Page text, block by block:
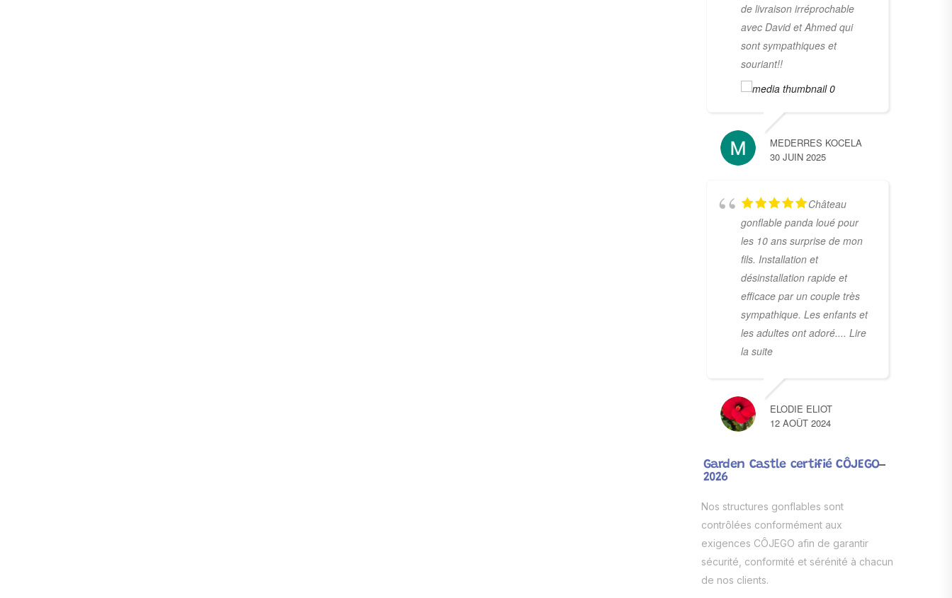
de livraison irréprochable
avec David et Ahmed qui
sont sympathiques et
souriant!!
MEDERRES KOCELA
30 JUIN 2025
Château
gonflable panda loué pour
les 10 ans surprise de mon
fils. Installation et
désinstallation rapide et
efficace par un couple très
sympathique. Les enfants et
les adultes ont adoré.... Lire
la suite
ELODIE ELIOT
12 AOÛT 2024
Garden Castle certifié CÔJEGO
2026
Nos structures gonflables sont
contrôlées conformément aux
exigences CÔJEGO afin de garantir
sécurité, conformité et sérénité à chacun
de nos clients.